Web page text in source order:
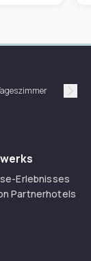
Erlebnisses
Partnerhotels